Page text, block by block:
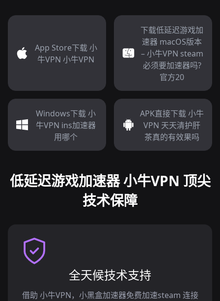
App Store下载 小
牛VPN 小牛VPN
下载低延迟游戏加
速器 macOS版本
– 小牛VPN steam
必须要加速器吗?
官方20
Windows下载 小
牛VPN ins加速器
用哪个
APK直接下载 小牛
VPN 天天清护肝
茶真的有效果吗
低延迟游戏加速器 小牛VPN 顶尖
技术保障
全天候技术支持
借助 小牛VPN，小黑盒加速器免费加速steam 连接